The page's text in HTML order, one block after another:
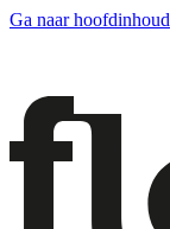
Ga naar hoofdinhoud